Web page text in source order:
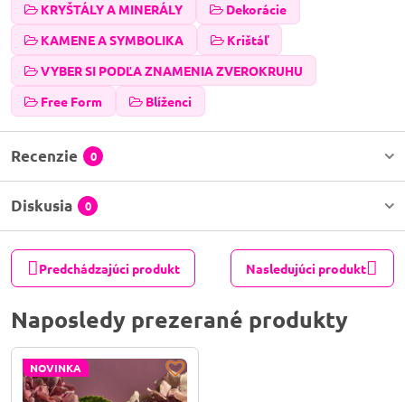
KRYŠTÁLY A MINERÁLY
Dekorácie
KAMENE A SYMBOLIKA
Krištáľ
VYBER SI PODĽA ZNAMENIA ZVEROKRUHU
Free Form
Blíženci
Recenzie 0
Diskusia 0
Predchádzajúci produkt Nasledujúci produkt
Naposledy prezerané produkty
NOVINKA